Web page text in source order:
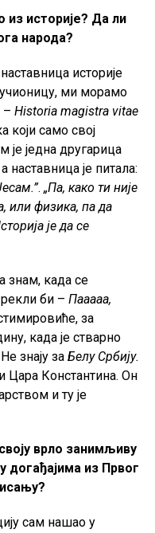
историје? Да ли
народа?
историје
учионицу, ми морамо
– Historia magistra vitae
који само свој
је једна другарица
наставница је питала:
. „Па, како ти није
или физика, па да
је да се
знам, када се
би – Пааааа,
за
када је стварно
знају за Белу Србију.
Цара Константина. Он
и ту је
врло занимљиву
догађајима из Првог
сам нашао у